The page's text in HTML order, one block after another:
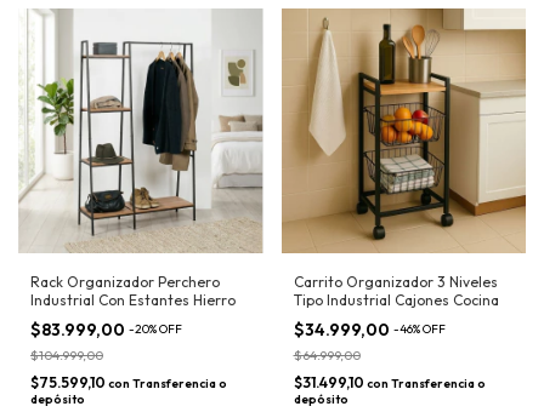
Rack Organizador Perchero
Industrial Con Estantes Hierro
$83.999,00 -20%OFF
$104.999,00
$75.599,10 con Transferencia o
depósito
Carrito Organizador 3 Niveles
Tipo Industrial Cajones Cocina
$34.999,00 -46%OFF
$64.999,00
$31.499,10 con Transferencia o
depósito